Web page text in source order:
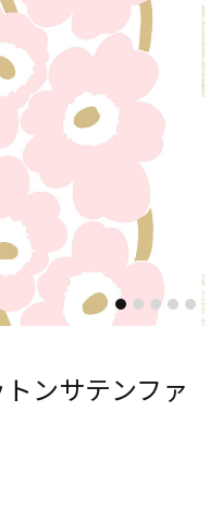
ンサテンファ